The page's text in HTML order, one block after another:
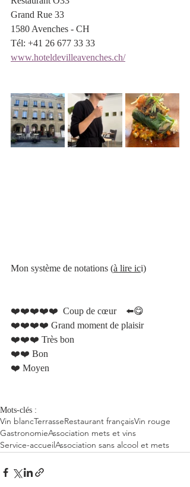
Grand Rue 33
1580 Avenches - CH
Tél: +41 26 677 33 33
www.hoteldevilleavenches.ch/
Mon système de notations (à lire ici)
❤️❤️❤️❤️❤️  Coup de cœur    ⬅️😋
❤️❤️❤️❤️ Grand moment de plaisir
❤️❤️❤️ Très bon
❤️❤️ Bon
❤️ Moyen
Mots-clés :
Vin blancTerrasseRestaurant françaisVin rouge
GastronomieAssociation mets et vins
Service-accueilAssociation sans alcool et mets